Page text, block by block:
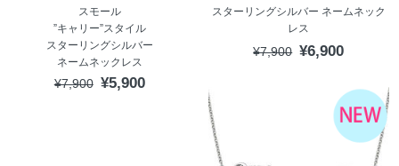
スモール
”キャリー”スタイル
スターリングシルバー
ネームネックレス
¥7,900 ¥5,900
スターリングシルバー ネームネック
レス
¥7,900 ¥6,900